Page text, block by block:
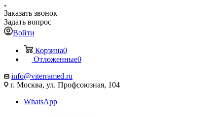
Заказать звонок
Задать вопрос
Войти
Корзина0
Отложенные0
info@viterramed.ru
г. Москва, ул. Профсоюзная, 104
WhatsApp